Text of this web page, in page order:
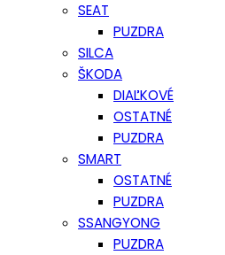
SEAT
PUZDRA
SILCA
ŠKODA
DIAĽKOVÉ
OSTATNÉ
PUZDRA
SMART
OSTATNÉ
PUZDRA
SSANGYONG
PUZDRA